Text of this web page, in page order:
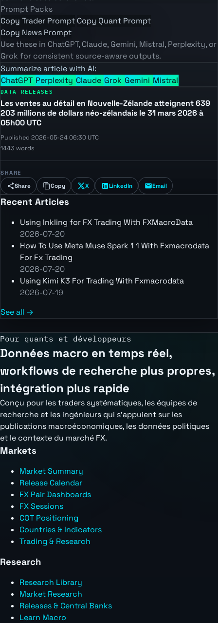
Prompt Packs
Copy Trader Prompt Copy Quant Prompt
Copy News Prompt
Use these in ChatGPT, Claude, Gemini, Mistral, Perplexity, or
Grok for consistent source-aware outputs.
Summarize article with AI:
ChatGPT Perplexity Claude GrokGemini Mistral
DATA RELEASES
Les ventes au détail en Nouvelle-Zélande atteignent 639
203 millions de dollars néo-zélandais le 31 mars 2026 à
05h00 UTC
Published 2026-05-24 06:30 UTC
1443 words
SHARE
Share Copy X LinkedIn Email
Recent Articles
Using Inkling for FX Trading With FXMacroData
2026-07-20
How To Use Meta Muse Spark 1 1 With Fxmacrodata
For Fx Trading
2026-07-20
Using Kimi K3 For Trading With Fxmacrodata
2026-07-19
See all →
Pour quants et développeurs
Données macro en temps réel,
workflows de recherche plus propres,
intégration plus rapide
Conçu pour les traders systématiques, les équipes de
recherche et les ingénieurs qui s'appuient sur les
publications macroéconomiques, les données politiques
et le contexte du marché FX.
Markets
Market Summary
Release Calendar
FX Pair Dashboards
FX Sessions
COT Positioning
Countries & Indicators
Trading & Research
Research
Research Library
Market Research
Releases & Central Banks
Learn Macro